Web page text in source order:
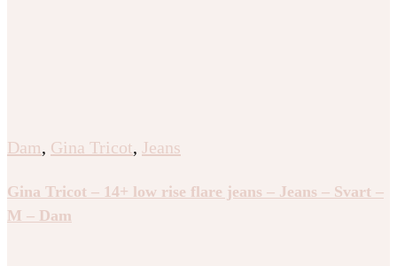
Dam, Gina Tricot, Jeans
Gina Tricot – 14+ low rise flare jeans – Jeans – Svart –
M – Dam